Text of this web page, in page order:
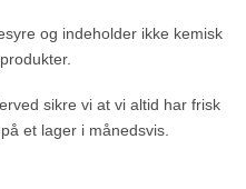
og indeholder ikke kemisk
sikre vi at vi altid har frisk
et lager i månedsvis.